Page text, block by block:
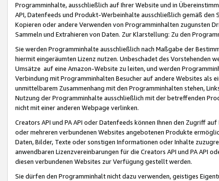
Programminhalte, ausschließlich auf Ihrer Website und in
API, Datenfeeds und Produkt-Werbeinhalte ausschließlich gemäß
Kopieren oder andere Verwenden von Programminhalten zugunsten
Sammeln und Extrahieren von Daten. Zur Klarstellung: Zu den
Sie werden Programminhalte ausschließlich nach Maßgabe der
hiermit eingeräumten Lizenz nutzen. Unbeschadet des Vorstehenden
Umsätze auf eine Amazon-Website zu leiten, und werden
Verbindung mit Programminhalten Besucher auf andere Websites als
unmittelbarem Zusammenhang mit den Programminhalten stehen,
Nutzung der Programminhalte ausschließlich mit der betreffenden
nicht mit einer anderen Webpage verlinken.
Creators API und PA API oder Datenfeeds können Ihnen den Zugriff
oder mehreren verbundenen Websites angebotenen Produkte
Daten, Bilder, Texte oder sonstigen Informationen oder Inhalte
anwendbaren Lizenzvereinbarungen für die Creators API und PA API
diesen verbundenen Websites zur Verfügung gestellt werden.
Sie dürfen den Programminhalt nicht dazu verwenden, geistiges